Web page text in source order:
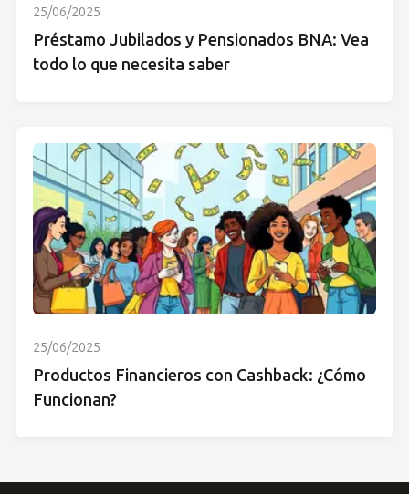
25/06/2025
Préstamo Jubilados y Pensionados BNA: Vea
todo lo que necesita saber
25/06/2025
Productos Financieros con Cashback: ¿Cómo
Funcionan?